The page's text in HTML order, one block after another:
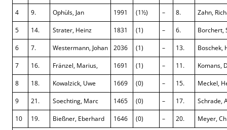
4 9. Ophüls, Jan 1991 (1½) – 8. Zahn,
5 14. Strater, Heinz 1831 (1) – 6. Borchert,
6 7. Westermann, Johan 2036 (1) – 13. Boschek,
7 16. Fränzel, Marius, 1691 (1) – 11. Komans,
8 18. Kowalzick, Uwe 1669 (0) – 15. Meckel,
9 21. Soechting, Marc 1465 (0) – 17. Schrade,
10 19. Bießner, Eberhard 1646 (0) – 20. Meyer,